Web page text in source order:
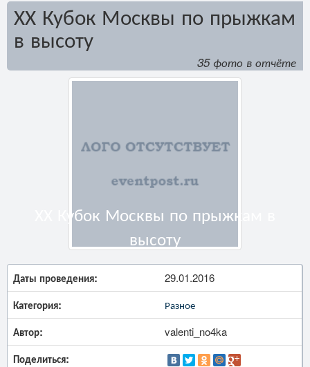
ХХ Кубок Москвы по прыжкам
в высоту
35 фото в отчёте
ХХ Кубок Москвы по прыжкам в
высоту
Даты проведения: 29.01.2016
Категория: Разное
Автор: valenti_no4ka
Поделиться: